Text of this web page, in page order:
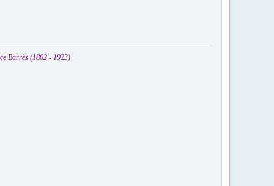
Barrès (1862 - 1923)